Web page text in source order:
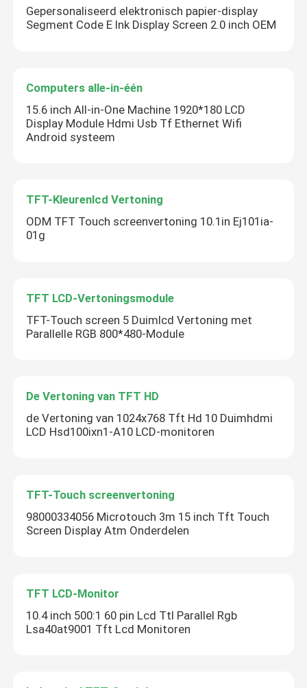
Gepersonaliseerd elektronisch papier-display
Segment Code E Ink Display Screen 2.0 inch OEM
Computers alle-in-één
15.6 inch All-in-One Machine 1920*180 LCD
Display Module Hdmi Usb Tf Ethernet Wifi
Android systeem
TFT-Kleurenlcd Vertoning
ODM TFT Touch screenvertoning 10.1in Ej101ia-
01g
TFT LCD-Vertoningsmodule
TFT-Touch screen 5 Duimlcd Vertoning met
Parallelle RGB 800*480-Module
De Vertoning van TFT HD
de Vertoning van 1024x768 Tft Hd 10 Duimhdmi
LCD Hsd100ixn1-A10 LCD-monitoren
TFT-Touch screenvertoning
98000334056 Microtouch 3m 15 inch Tft Touch
Screen Display Atm Onderdelen
TFT LCD-Monitor
10.4 inch 500:1 60 pin Lcd Ttl Parallel Rgb
Lsa40at9001 Tft Lcd Monitoren